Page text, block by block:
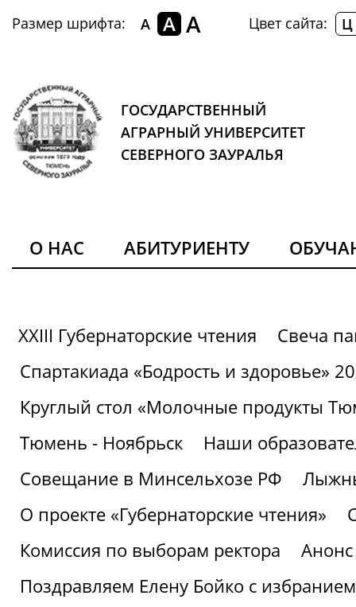
Размер шрифта: A A A Цвет сайта: Ц
ГОСУДАРСТВЕННЫЙ
АГРАРНЫЙ УНИВЕРСИТЕТ
СЕВЕРНОГО ЗАУРАЛЬЯ
О НАС АБИТУРИЕНТУ
XXIII Губернаторские чтения
Свеча
Спартакиада «Бодрость и здоровье»
Круглый стол «Молочные продукты
Тюмень - Ноябрьск
Наши
Совещание в Минсельхозе РФ
О проекте «Губернаторские чтения»
Комиссия по выборам ректора
Поздравляем Елену Бойко с